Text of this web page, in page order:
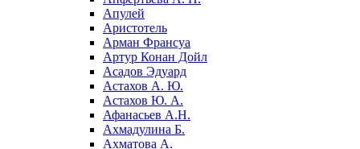
Апулей
Аристотель
Арман Франсуа
Артур Конан Дойл
Асадов Эдуард
Астахов А. Ю.
Астахов Ю. А.
Афанасьев А.Н.
Ахмадулина Б.
Ахматова А.